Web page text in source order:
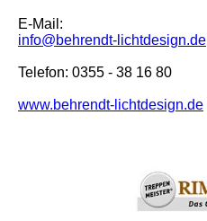
E-Mail:
info@behrendt-lichtdesign.de
Telefon: 0355 - 38 16 80
www.behrendt-lichtdesign.de